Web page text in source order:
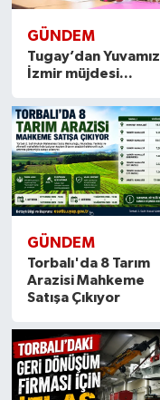
GÜNDEM
Tugay’dan Yuvamız
İzmir müjdesi...
GÜNDEM
Torbalı'da 8 Tarım
Arazisi Mahkeme
Satışa Çıkıyor